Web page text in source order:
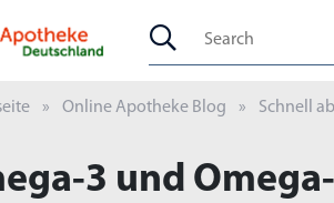
Online Apotheke Blog Schnell
3 und